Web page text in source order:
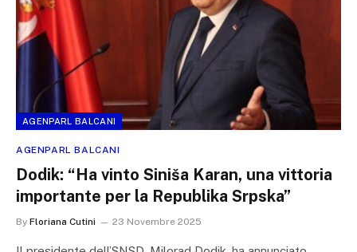
AGENPARL BALCANI
AGENPARL BALCANI
Dodik: “Ha vinto Siniša Karan, una vittoria
importante per la Republika Srpska”
By Floriana Cutini 23 Novembre 2025